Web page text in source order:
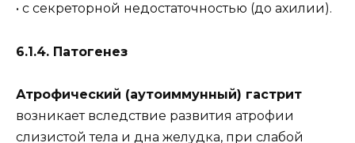
• с секреторной недостаточностью (до ахилии).
6.1.4. Патогенез
Атрофический (аутоиммунный) гастрит
возникает вследствие развития атрофии
слизистой тела и дна желудка, при слабой